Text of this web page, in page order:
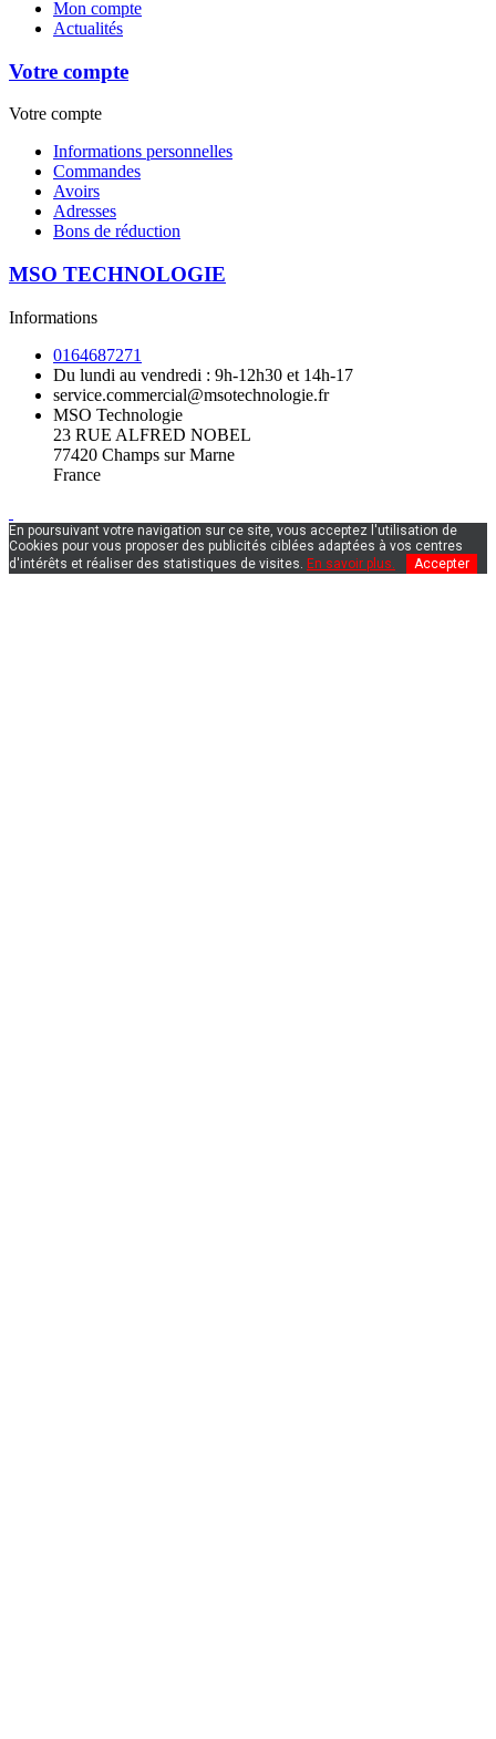
Mon compte
Actualités
Votre compte
Votre compte
Informations personnelles
Commandes
Avoirs
Adresses
Bons de réduction
MSO TECHNOLOGIE
Informations
0164687271
Du lundi au vendredi : 9h-12h30 et 14h-17
service.commercial@msotechnologie.fr
MSO Technologie
23 RUE ALFRED NOBEL
77420 Champs sur Marne
France
En poursuivant votre navigation sur ce site, vous acceptez l'utilisation de
Cookies pour vous proposer des publicités ciblées adaptées à vos centres
d'intérêts et réaliser des statistiques de visites. En savoir plus. Accepter